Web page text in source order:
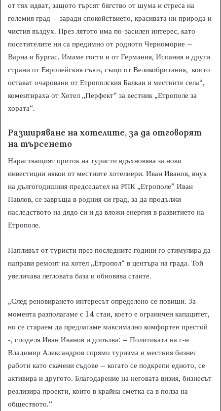
от тях идват, защото търсят бягство от шума и стреса на
големия град – заради спокойствието, красивата ни природа и
чистия въздух. През лятото има по-засилен интерес, като
посетителите ни са предимно от родното Черноморие –
Варна и Бургас. Имаме гости и от Германия, Испания и други
страни от Европейския съюз, също от Великобритания, които
остават очаровани от Етрополския Балкан и местните села“,
коментираха от Хотел „Перфект“ за вестник „Етрополе за
хората“.
Разширяване на хотелите, за да отговорят
на търсенето
Нарастващият приток на туристи вдъхновява за нови
инвестиции някои от местните хотелиери. Иван Иванов, внук
на дългогодишния председател на РПК „Етрополе” Иван
Павлов, се завръща в родния си град, за да продължи
наследството на дядо си и да вложи енергия в развитието на
Етрополе.
Напливът от туристи през последните години го стимулира да
направи ремонт на хотел „Етропол“ в центъра на града. Той
увеличава легловата база и обновява стаите.
„След реновирането интересът определено се повиши. За
момента разполагаме с 14 стаи, което е ограничен капацитет,
но се стараем да предлагаме максимално комфортен престой
-, споделя Иван Иванов и допълва: – Политиката на г-н
Владимир Александров спрямо туризма и местния бизнес
работи като скачени съдове – когато се подкрепи едното, се
активира и другото. Благодарение на неговата визия, бизнесът
реализира проекти, които в крайна сметка са в полза на
обществото.“